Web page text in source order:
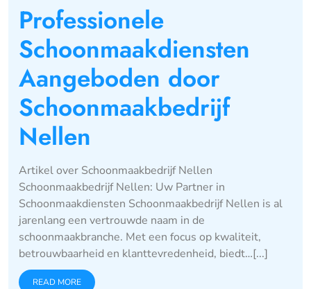
Professionele
Schoonmaakdiensten
Aangeboden door
Schoonmaakbedrijf
Nellen
Artikel over Schoonmaakbedrijf Nellen
Schoonmaakbedrijf Nellen: Uw Partner in
Schoonmaakdiensten Schoonmaakbedrijf Nellen is al
jarenlang een vertrouwde naam in de
schoonmaakbranche. Met een focus op kwaliteit,
betrouwbaarheid en klanttevredenheid, biedt…[...]
READ MORE